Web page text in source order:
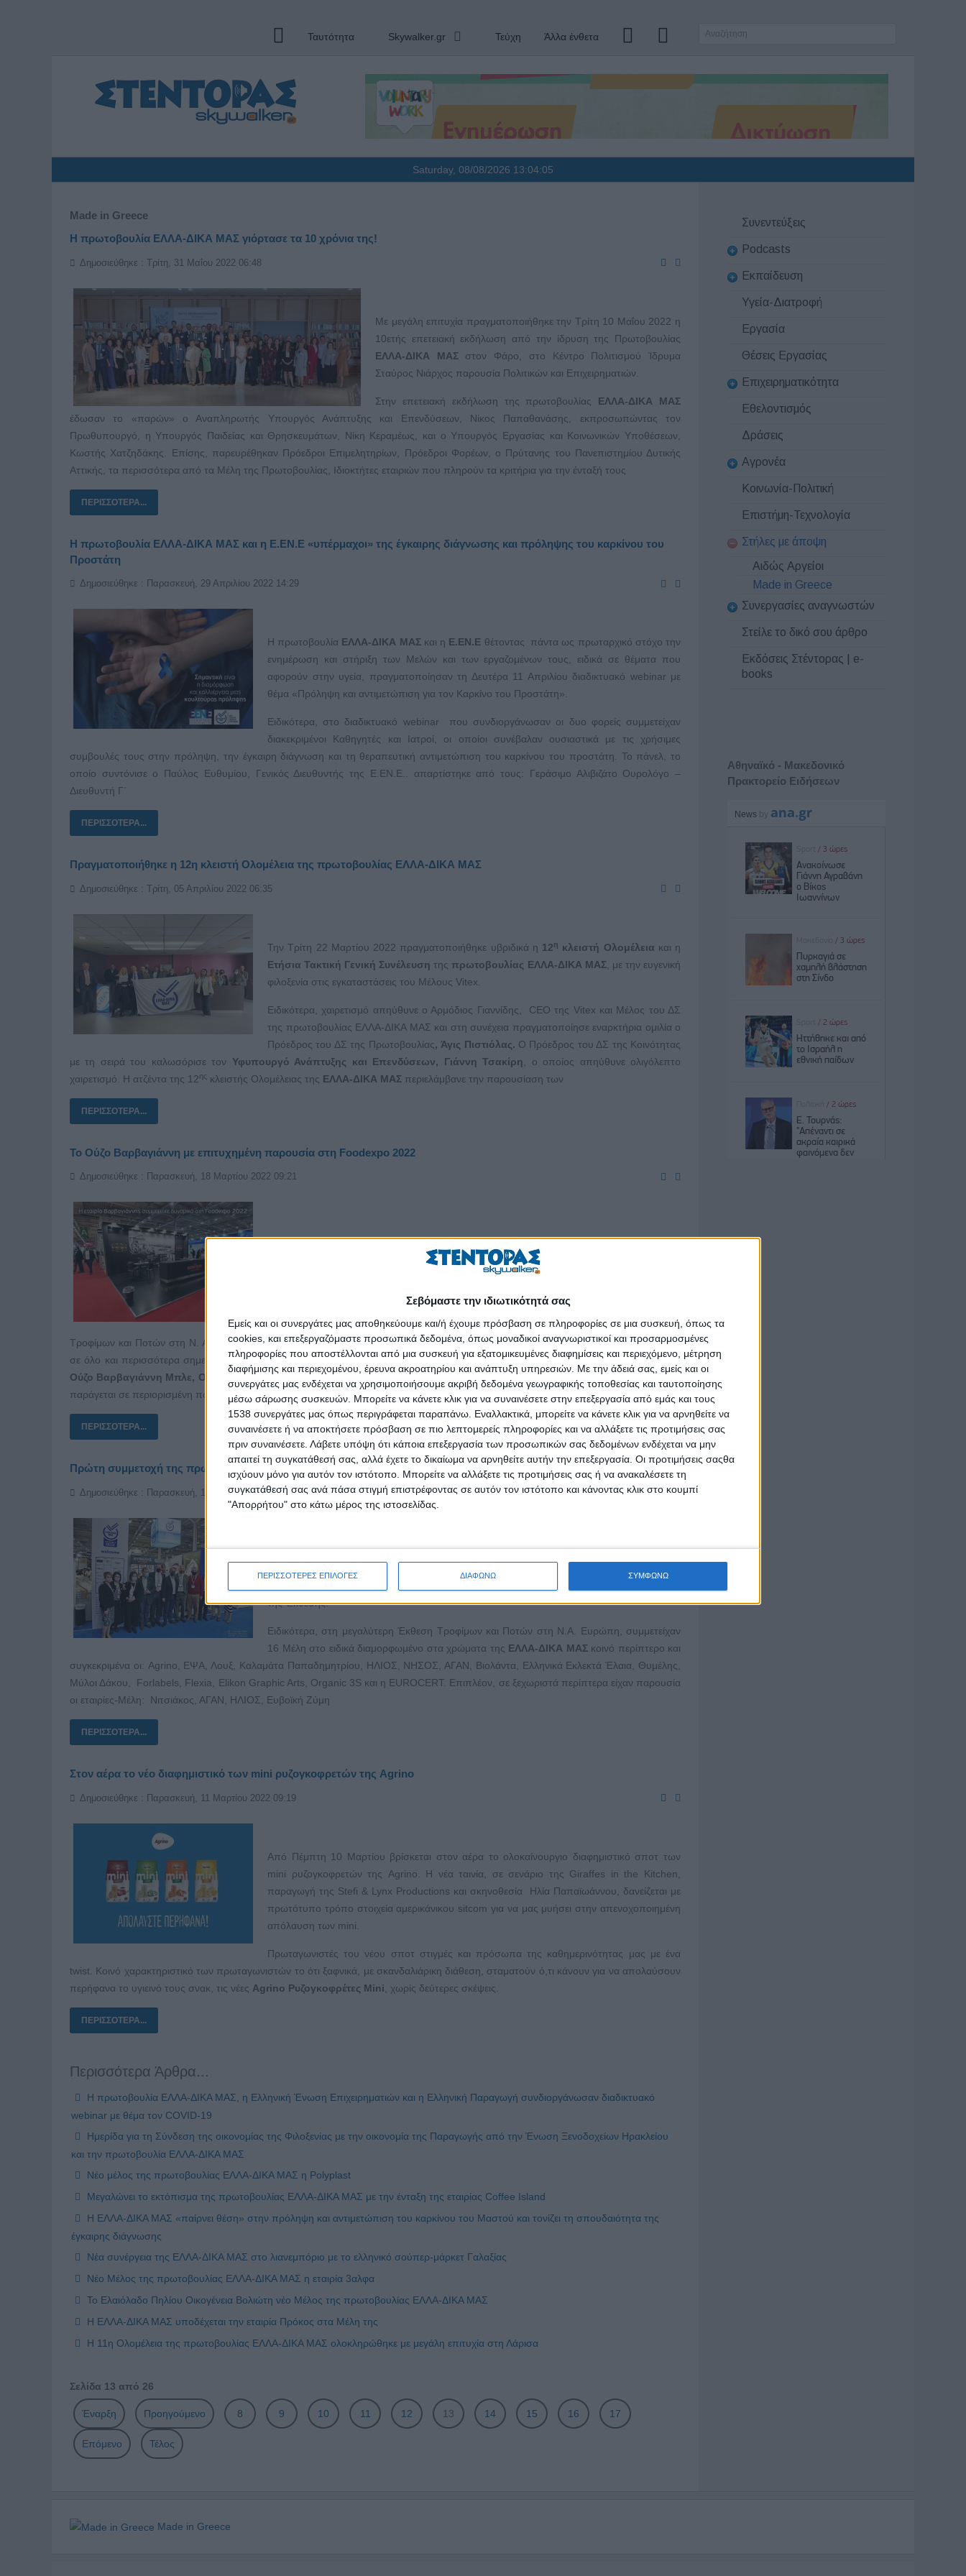
Σεβόμαστε την ιδιωτικότητά σας
Εμείς και οι συνεργάτες μας αποθηκεύουμε και/ή έχουμε πρόσβαση σε πληροφορίες σε μια συσκευή, όπως τα
cookies, και επεξεργαζόμαστε προσωπικά δεδομένα, όπως μοναδικοί αναγνωριστικοί και προσαρμοσμένες
πληροφορίες που αποστέλλονται από μια συσκευή για εξατομικευμένες διαφημίσεις και περιεχόμενο, μέτρηση
διαφήμισης και περιεχομένου, έρευνα ακροατηρίου και ανάπτυξη υπηρεσιών. Με την άδειά σας, εμείς και οι
συνεργάτες μας ενδέχεται να χρησιμοποιήσουμε ακριβή δεδομένα γεωγραφικής τοποθεσίας και ταυτοποίησης
μέσω σάρωσης συσκευών. Μπορείτε να κάνετε κλικ για να συναινέσετε στην επεξεργασία από εμάς και τους
1538 συνεργάτες μας όπως περιγράφεται παραπάνω. Εναλλακτικά, μπορείτε να κάνετε κλικ για να αρνηθείτε να
συναινέσετε ή να αποκτήσετε πρόσβαση σε πιο λεπτομερείς πληροφορίες και να αλλάξετε τις προτιμήσεις σας
πριν συναινέσετε. Λάβετε υπόψη ότι κάποια επεξεργασία των προσωπικών σας δεδομένων ενδέχεται να μην
απαιτεί τη συγκατάθεσή σας, αλλά έχετε το δικαίωμα να αρνηθείτε αυτήν την επεξεργασία. Οι προτιμήσεις σαςθα
ισχύουν μόνο για αυτόν τον ιστότοπο. Μπορείτε να αλλάξετε τις προτιμήσεις σας ή να ανακαλέσετε τη
συγκατάθεσή σας ανά πάσα στιγμή επιστρέφοντας σε αυτόν τον ιστότοπο και κάνοντας κλικ στο κουμπί
"Απορρήτου" στο κάτω μέρος της ιστοσελίδας.
ΠΕΡΙΣΣΟΤΕΡΕΣ ΕΠΙΛΟΓΕΣ ΔΙΑΦΩΝΩ ΣΥΜΦΩΝΩ
Ταυτότητα Skywalker.gr Τεύχη Άλλα ένθετα
Saturday, 08/08/2026 13:04:06
Made in Greece
Η πρωτοβουλία ΕΛΛΑ-ΔΙΚΑ ΜΑΣ γιόρτασε τα 10 χρόνια της!
Δημοσιεύθηκε : Τρίτη, 31 Μαΐου 2022 06:48
Με μεγάλη επιτυχία πραγματοποιήθηκε την Τρίτη 10 Μαΐου 2022 η
10ετής επετειακή εκδήλωση από την ίδρυση της Πρωτοβουλίας
ΕΛΛΑ-ΔΙΚΑ ΜΑΣ στον Φάρο, στο Κέντρο Πολιτισμού Ίδρυμα
Σταύρος Νιάρχος παρουσία Πολιτικών και Επιχειρηματιών.
Στην επετειακή εκδήλωση της πρωτοβουλίας ΕΛΛΑ-ΔΙΚΑ ΜΑΣ
έδωσαν το «παρών» ο Αναπληρωτής Υπουργός Ανάπτυξης και Επενδύσεων, Νίκος Παπαθανάσης, εκπροσωπώντας τον
Πρωθυπουργό, η Υπουργός Παιδείας και Θρησκευμάτων, Νίκη Κεραμέως, και ο Υπουργός Εργασίας και Κοινωνικών Υποθέσεων,
Κωστής Χατζηδάκης. Επίσης, παρευρέθηκαν Πρόεδροι Επιμελητηρίων, Πρόεδροι Φορέων, ο Πρύτανης του Πανεπιστημίου Δυτικής
Αττικής, τα περισσότερα από τα Μέλη της Πρωτοβουλίας, Ιδιοκτήτες εταιριών που πληρούν τα κριτήρια για την ένταξή τους
ΠΕΡΙΣΣΌΤΕΡΑ...
Η πρωτοβουλία ΕΛΛΑ-ΔΙΚΑ ΜΑΣ και η Ε.ΕΝ.Ε «υπέρμαχοι» της έγκαιρης διάγνωσης και πρόληψης του καρκίνου του
Προστάτη
Δημοσιεύθηκε : Παρασκευή, 29 Απριλίου 2022 14:29
Η πρωτοβουλία ΕΛΛΑ-ΔΙΚΑ ΜΑΣ και η Ε.ΕΝ.Ε θέτοντας πάντα ως πρωταρχικό στόχο την
ενημέρωση και στήριξη των Μελών και των εργαζομένων τους, ειδικά σε θέματα που
αφορούν στην υγεία, πραγματοποίησαν τη Δευτέρα 11 Απριλίου διαδικτυακό webinar με
θέμα «Πρόληψη και αντιμετώπιση για τον Καρκίνο του Προστάτη».
Ειδικότερα, στο διαδικτυακό webinar που συνδιοργάνωσαν οι δυο φορείς συμμετείχαν
διακεκριμένοι Καθηγητές και Ιατροί, οι οποίοι συνέβαλαν ουσιαστικά με τις χρήσιμες
συμβουλές τους στην πρόληψη, την έγκαιρη διάγνωση και τη θεραπευτική αντιμετώπιση του καρκίνου του προστάτη. Το πάνελ, το
οποίο συντόνισε ο Παύλος Ευθυμίου, Γενικός Διευθυντής της Ε.ΕΝ.Ε.. απαρτίστηκε από τους: Γεράσιμο Αλιβιζάτο Ουρολόγο –
Διευθυντή Γ΄
ΠΕΡΙΣΣΌΤΕΡΑ...
Πραγματοποιήθηκε η 12η κλειστή Ολομέλεια της πρωτοβουλίας ΕΛΛΑ-ΔΙΚΑ ΜΑΣ
Δημοσιεύθηκε : Τρίτη, 05 Απριλίου 2022 06:35
Την Τρίτη 22 Μαρτίου 2022 πραγματοποιήθηκε υβριδικά η 12η κλειστή Ολομέλεια και η
Ετήσια Τακτική Γενική Συνέλευση τηςπρωτοβουλίας ΕΛΛΑ-ΔΙΚΑ ΜΑΣ , με την ευγενική
φιλοξενία στις εγκαταστάσεις του Μέλους Vitex.
Ειδικότερα, χαιρετισμό απηύθυνε ο Αρμόδιος Γιαννίδης, CEO της Vitex και Μέλος του ΔΣ
της πρωτοβουλίας ΕΛΛΑ-ΔΙΚΑ ΜΑΣ και στη συνέχεια πραγματοποίησε εναρκτήρια ομιλία ο
Πρόεδρος του ΔΣ της Πρωτοβουλίας, Άγις Πιστιόλας. Ο Πρόεδρος του ΔΣ της Κοινότητας
με τη σειρά του καλωσόρισε τον Υφυπουργό Ανάπτυξης και Επενδύσεων, Γιάννη Τσακίρη , ο οποίος απηύθυνε ολιγόλεπτο
χαιρετισμό. Η ατζέντα της 12ης κλειστής Ολομέλειας της ΕΛΛΑ-ΔΙΚΑ ΜΑΣ περιελάμβανε την παρουσίαση των
ΠΕΡΙΣΣΌΤΕΡΑ...
Το Ούζο Βαρβαγιάννη με επιτυχημένη παρουσία στη Foodexpo 2022
Δημοσιεύθηκε : Παρασκευή, 18 Μαρτίου 2022 09:21
συμμετείχε δυναμικά στηFoodexpo
Τα στελέχη της εταιρίας συνομίλησαν με τους επισκέπτες της σημαντικότερης Έκθεσης
Τροφίμων και Ποτών στη Ν. Α. Ευρώπη εστιάζοντας στις πέντε διαφορετικές ετικέτες τουΟύζου Βαρβαγιάννης, που τοποθετούνται
σε όλο και περισσότερα σημεία πώλησης εντός κι εκτός συνόρων. Η εταιρία παρουσίασε τις ετικέτεςΟύζο Βαρβαγιάννη Πράσινο,
Ούζο Βαρβαγιάννη Μπλε, Ούζο Βαρβαγιάννη Εύζων, Ούζο Βαρβαγιάννη Αφροδίτη και το Ούζο Βαρβαγιάννη Συλλεκτικό,
που
παράγεται σε περιορισμένη ποσότητα και κλείνει μέσα του τις εμπειρίες και τα μυστικά 5
ΠΕΡΙΣΣΌΤΕΡΑ...
Πρώτη συμμετοχή της πρωτοβουλίας ΕΛΛΑ-ΔΙΚΑ ΜΑΣ στη Foodexpo 2022
Δημοσιεύθηκε : Παρασκευή, 18 Μαρτίου 2022 08:26
Η πρωτοβουλίαΕΛΛΑ-ΔΙΚΑ ΜΑΣείχε ισχυρή παρουσία στη Foodexpo 2022 αφού
της Έκθεσης.
Ειδικότερα, στη μεγαλύτερη Έκθεση Τροφίμων και Ποτών στη Ν.Α. Ευρώπη, συμμετείχαν
16 Μέλη στο ειδικά διαμορφωμένο στα χρώματα της ΕΛΛΑ-ΔΙΚΑ ΜΑΣ κοινό περίπτερο και
συγκεκριμένα οι: Agrino, ΕΨΑ, Λουξ, Καλαμάτα Παπαδημητρίου, ΗΛΙΟΣ, ΝΗΣΟΣ, ΑΓΑΝ, Βιολάντα, Ελληνικά Εκλεκτά Έλαια, Θυμέλης,
Μύλοι Δάκου, Forlabels, Flexia, Elikon Graphic Arts, Organic 3S και η EUROCERT. Επιπλέον, σε ξεχωριστά περίπτερα είχαν παρουσία
οι εταιρίες-Μέλη: Νιτσιάκος, ΑΓΑΝ, ΗΛΙΟΣ, Ευβοϊκή Ζύμη
ΠΕΡΙΣΣΌΤΕΡΑ...
Στον αέρα το νέο διαφημιστικό των mini ρυζογκοφρετών της Agrino
Δημοσιεύθηκε : Παρασκευή, 11 Μαρτίου 2022 09:19
Από Πέμπτη 10 Μαρτίου βρίσκεται στον αέρα το ολοκαίνουργιο διαφημιστικό σποτ των
mini ρυζογκοφρετών της Agrino. Η νέα ταινία, σε σενάριο της Giraffes in the Kitchen,
παραγωγή της Stefi & Lynx Productions και σκηνοθεσία Ηλία Παπαϊωάννου, δανείζεται με
πρωτότυπο τρόπο στοιχεία αμερικάνικου sitcom για να μας μυήσει στην απενοχοποιημένη
απόλαυση των mini.
Πρωταγωνιστές του νέου σποτ στιγμές και πρόσωπα της καθημερινότητας μας με ένα
twist. Κοινό χαρακτηριστικό των πρωταγωνιστών το ότι ξαφνικά, με σκανδαλιάρικη διάθεση, σταματούν ό,τι κάνουν για να απολαύσουν
περήφανα το υγιεινό τους σνακ, τις νέες Agrino Ρυζογκοφρέτες Mini , χωρίς δεύτερες σκέψεις.
ΠΕΡΙΣΣΌΤΕΡΑ...
Περισσότερα Άρθρα...
Η πρωτοβουλία ΕΛΛΑ-ΔΙΚΑ ΜΑΣ, η Ελληνική Ένωση Επιχειρηματιών και η Ελληνική Παραγωγή συνδιοργάνωσαν διαδικτυακό
webinar με θέμα τον COVID-19
Ημερίδα για τη Σύνδεση της οικονομίας της Φιλοξενίας με την οικονομία της Παραγωγής από την Ένωση Ξενοδοχείων Ηρακλείου
και την πρωτοβουλία ΕΛΛΑ-ΔΙΚΑ ΜΑΣ
Νέο μέλος της πρωτοβουλίας ΕΛΛΑ-ΔΙΚΑ ΜΑΣ η Polyplast
Μεγαλώνει το εκτόπισμα της πρωτοβουλίας ΕΛΛΑ-ΔΙΚΑ ΜΑΣ με την ένταξη της εταιρίας Coffee Island
Η ΕΛΛΑ-ΔΙΚΑ ΜΑΣ «παίρνει θέση» στην πρόληψη και αντιμετώπιση του καρκίνου του Μαστού και τονίζει τη σπουδαιότητα της
έγκαιρης διάγνωσης
Νέα συνέργεια της ΕΛΛΑ-ΔΙΚΑ ΜΑΣ στο λιανεμπόριο με το ελληνικό σούπερ-μάρκετ Γαλαξίας
Νέο Μέλος της πρωτοβουλίας ΕΛΛΑ-ΔΙΚΑ ΜΑΣ η εταιρία 3αλφα
Το Ελαιόλαδο Πηλίου Οικογένεια Βολιώτη νέο Μέλος της πρωτοβουλίας ΕΛΛΑ-ΔΙΚΑ ΜΑΣ
Η ΕΛΛΑ-ΔΙΚΑ ΜΑΣ υποδέχεται την εταιρία Πρόκος στα Μέλη της
Η 11η Ολομέλεια της πρωτοβουλίας ΕΛΛΑ-ΔΙΚΑ ΜΑΣ ολοκληρώθηκε με μεγάλη επιτυχία στη Λάρισα
Σελίδα 13 από 26
Έναρξη Προηγούμενο 8 9 10 11 12 13 14 15 16 17
Επόμενο Τέλος
Συνεντεύξεις
Podcasts
Εκπαίδευση
Υγεία-Διατροφή
Εργασία
Θέσεις Εργασίας
Επιχειρηματικότητα
Εθελοντισμός
Δράσεις
Αγρονέα
Κοινωνία-Πολιτική
Επιστήμη-Τεχνολογία
Στήλες με άποψη
Αιδώς Αργείοι
Made in Greece
Συνεργασίες αναγνωστών
Στείλε το δικό σου άρθρο
Εκδόσεις Στέντορας | e-
books
Αθηναϊκό - Μακεδονικό
Πρακτορείο Ειδήσεων
Made in Greece